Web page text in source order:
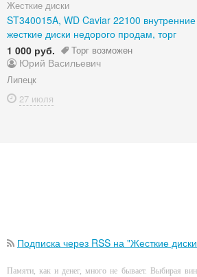
Жесткие диски
ST340015A, WD Caviar 22100 внутренние
жесткие диски недорого продам, торг
1 000 руб.
Торг возможен
Юрий Васильевич
Липецк
27 июля
Подписка через RSS на "Жесткие
Памяти, как и денег, много не бывает. Выбирая